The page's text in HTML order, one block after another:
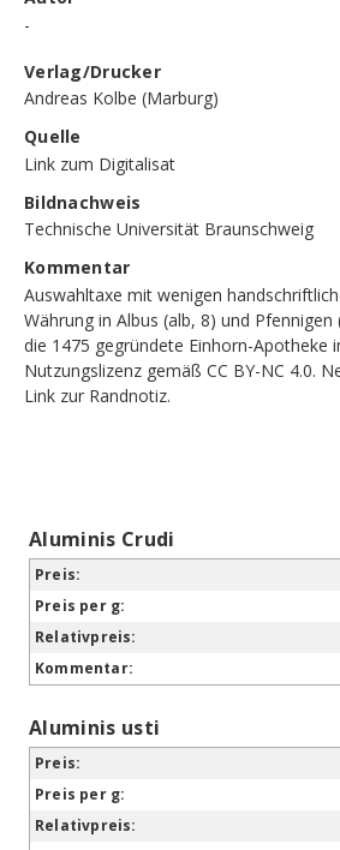
-
Verlag/Drucker
Andreas Kolbe (Marburg)
Quelle
Link zum Digitalisat
Bildnachweis
Technische Universität Braunschweig
Kommentar
Auswahltaxe mit wenigen
Währung in Albus (alb, 8) und
die 1475 gegründete Einhorn-Apotheke
Nutzungslizenz gemäß CC BY-NC 4.0.
Link zur Randnotiz.
Aluminis Crudi
Aluminis usti